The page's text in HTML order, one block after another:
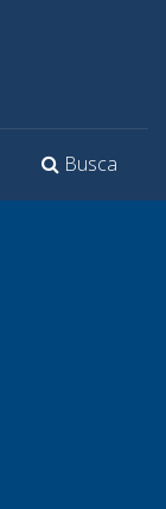
Toggle
Busca